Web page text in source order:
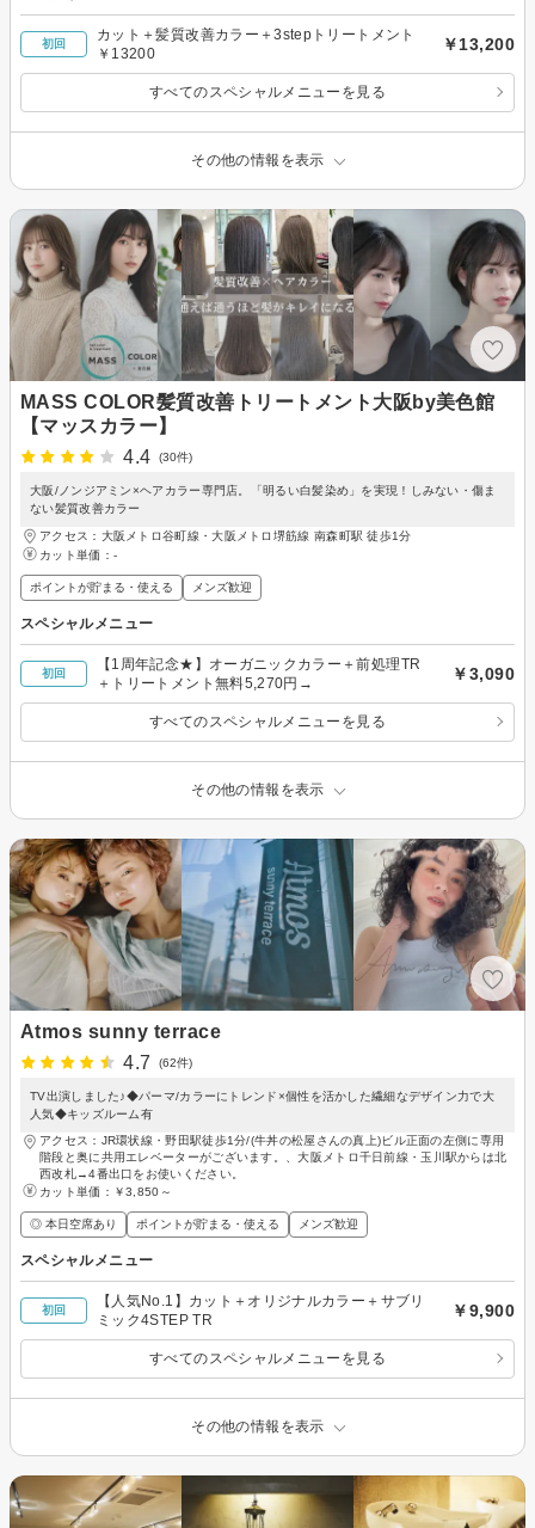
初回
カット＋髪質改善カラー＋3stepトリートメント
￥13200
￥13,200
すべてのスペシャルメニューを見る
その他の情報を表示
MASS COLOR髪質改善トリートメント大阪by美色館
【マッスカラー】
4.4
(30件)
大阪/ノンジアミン×ヘアカラー専門店。「明るい白髪染め」を実現！しみない・傷ま
ない髪質改善カラー
アクセス：大阪メトロ谷町線・大阪メトロ堺筋線 南森町駅 徒歩1分
カット単価： -
ポイントが貯まる・使える メンズ歓迎
スペシャルメニュー
初回
【1周年記念★】オーガニックカラー＋前処理TR
＋トリートメント無料5,270円→
￥3,090
すべてのスペシャルメニューを見る
その他の情報を表示
Atmos sunny terrace
4.7
(62件)
TV出演しました♪◆パーマ/カラーにトレンド×個性を活かした繊細なデザイン力で大
人気◆キッズルーム有
アクセス：JR環状線・野田駅徒歩1分/(牛丼の松屋さんの真上)ビル正面の左側に専用
階段と奥に共用エレベーターがございます。、大阪メトロ千日前線・玉川駅からは北
西改札→4番出口をお使いください。
カット単価： ￥3,850～
◎ 本日空席あり ポイントが貯まる・使える メンズ歓迎
スペシャルメニュー
初回
【人気No.1】カット＋オリジナルカラー＋サブリ
ミック4STEP TR
￥9,900
すべてのスペシャルメニューを見る
その他の情報を表示